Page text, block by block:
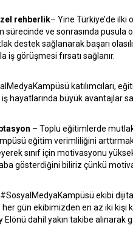
rehberlik– Yine Türkiye’de ilki
sürecinde ve sonrasında pusula
destek sağlanarak başarı
iş görüşmesi fırsatı sağlanır.
katılımcıları,
hayatlarında büyük avantajlar
– Toplu eğitimlerde
eğitim verimliliğini
sınıf için motivasyonu
gösterdiğini biliriz çünkü
ekibi
gün ekibimizden en az iki kişi
dahil yakın takibe alınarak